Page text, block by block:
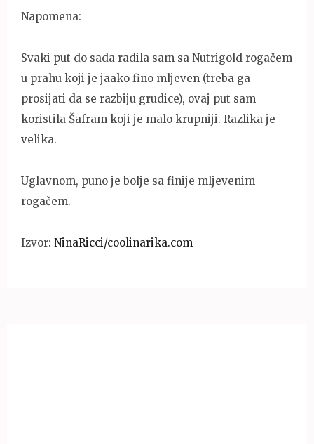
Napomena:
Svaki put do sada radila sam sa Nutrigold rogačem
u prahu koji je jaako fino mljeven (treba ga
prosijati da se razbiju grudice), ovaj put sam
koristila Šafram koji je malo krupniji. Razlika je
velika.
Uglavnom, puno je bolje sa finije mljevenim
rogačem.
Izvor: NinaRicci/coolinarika.com